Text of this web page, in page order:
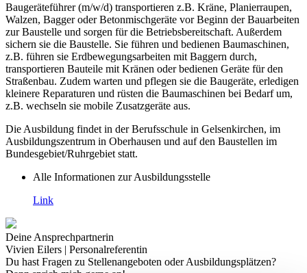
Baugeräteführer (m/w/d) transportieren z.B. Kräne, Planierraupen,
Walzen, Bagger oder Betonmischgeräte vor Beginn der Bauarbeiten
zur Baustelle und sorgen für die Betriebsbereitschaft. Außerdem
sichern sie die Baustelle. Sie führen und bedienen Baumaschinen,
z.B. führen sie Erdbewegungsarbeiten mit Baggern durch,
transportieren Bauteile mit Kränen oder bedienen Geräte für den
Straßenbau. Zudem warten und pflegen sie die Baugeräte, erledigen
kleinere Reparaturen und rüsten die Baumaschinen bei Bedarf um,
z.B. wechseln sie mobile Zusatzgeräte aus.
Die Ausbildung findet in der Berufsschule in Gelsenkirchen, im
Ausbildungszentrum in Oberhausen und auf den Baustellen im
Bundesgebiet/Ruhrgebiet statt.
Alle Informationen zur Ausbildungsstelle
Link
Deine Ansprechpartnerin
Vivien Eilers | Personalreferentin
Du hast Fragen zu Stellenangeboten oder Ausbildungsplätzen?